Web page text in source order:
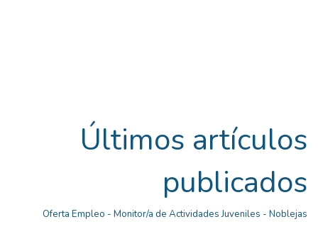
Últimos artículos
publicados
Oferta Empleo - Monitor/a de Actividades Juveniles - Noblejas